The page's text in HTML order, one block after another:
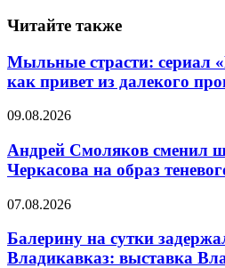
Читайте также
Мыльные страсти: сериал
как привет из далекого
09.08.2026
Андрей Смоляков сменил
Черкасова на образ
07.08.2026
Балерину на сутки
Владикавказ: выставка